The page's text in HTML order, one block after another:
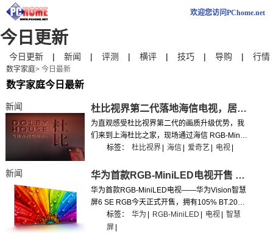
欢迎您访问PChome.net
今日更新
今日更新 | 新闻 | 评测 | 横评 | 技巧 | 导购 | 行情
数字家庭> 今日最新
数字家庭今日最新
新闻 杜比视界第二代落地海信电视，居家观影体验能迎来哪些升级？
为直观感受杜比视界第二代的画质升级优势，我
们来到上海杜比之家，现场通过海信 RGB‑Mini
LED 电视，沉浸式感受杜比视界第二代为家庭观
标签： 杜比视界 海信 爱奇艺 电视
新闻 华为首款RGB-MiniLED电视开售 300Hz超高刷新率
华为首款RGB-MiniLED电视——华为Vision智慧
屏6 SE RGB今天正式开售，拥有105% BT.2020
超广色域、支持300Hz超高刷新率。
标签： 华为 RGB-MiniLED 电视
智慧
屏